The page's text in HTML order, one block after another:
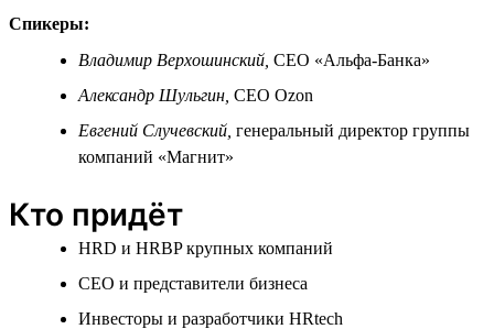
Спикеры:
Владимир Верхошинский, СЕО «Альфа-Банка»
Александр Шульгин, СЕО Ozon
Евгений Случевский, генеральный директор группы
компаний «Магнит»
Кто придёт
HRD и HRBP крупных компаний
СЕО и представители бизнеса
Инвесторы и разработчики HRtech